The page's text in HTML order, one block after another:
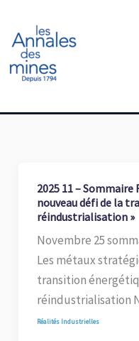
contenu
2025 11 –
nouveau défi de la
réindustrialisation »
Novembre 25
Les métaux
transition
réindustrialisation
Réalités Industrielles